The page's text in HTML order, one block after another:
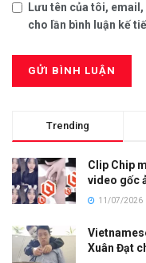
Lưu tên của tôi,
cho lần bình luận kế
Trending
Clip Chip
video gốc
11/07/2026
Xuân Đạt